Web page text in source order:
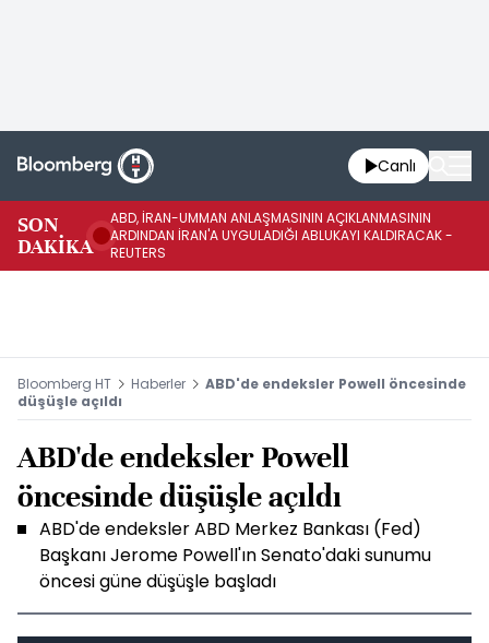
Canlı
SON
DAKİKA
ABD, İRAN-UMMAN ANLAŞMASININ AÇIKLANMASININ
ARDINDAN İRAN'A UYGULADIĞI ABLUKAYI KALDIRACAK -
REUTERS
Bloomberg HT Haberler
ABD'de endeksler Powell öncesinde
düşüşle açıldı
ABD'de endeksler Powell
öncesinde düşüşle açıldı
ABD'de endeksler ABD Merkez Bankası (Fed)
Başkanı Jerome Powell'ın Senato'daki sunumu
öncesi güne düşüşle başladı